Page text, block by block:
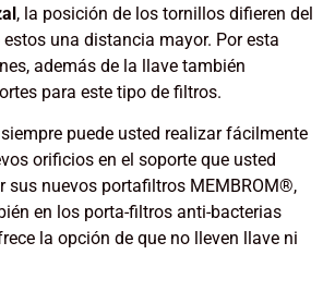
, la posición de los tornillos difieren del
una distancia mayor. Por esta
además de la llave también
para este tipo de filtros.
puede usted realizar fácilmente
orificios en el soporte que usted
sus nuevos portafiltros MEMBROM®,
en los porta-filtros anti-bacterias
la opción de que no lleven llave ni